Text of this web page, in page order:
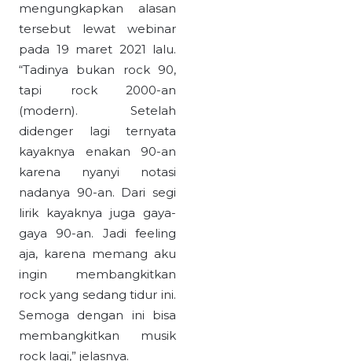
mengungkapkan alasan
tersebut lewat webinar
pada 19 maret 2021 lalu.
“Tadinya bukan rock 90,
tapi rock 2000-an
(modern). Setelah
didenger lagi ternyata
kayaknya enakan 90-an
karena nyanyi notasi
nadanya 90-an. Dari segi
lirik kayaknya juga gaya-
gaya 90-an. Jadi feeling
aja, karena memang aku
ingin membangkitkan
rock yang sedang tidur ini.
Semoga dengan ini bisa
membangkitkan musik
rock lagi,” jelasnya.